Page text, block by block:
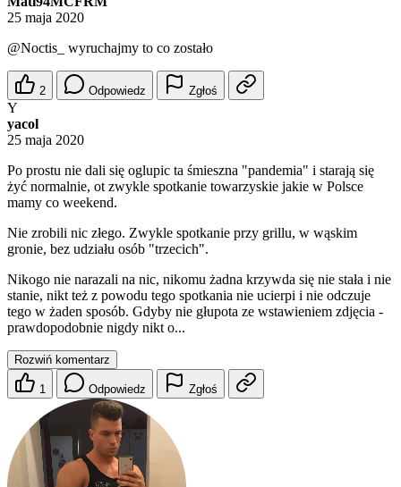
25 maja 2020
@Noctis_
wyruchajmy to co zostało
2 Odpowiedz Zgłoś
Y
yacol
25 maja 2020
Po prostu nie dali się oglupic ta śmieszna "pandemia" i starają się
żyć normalnie, ot zwykle spotkanie towarzyskie jakie w Polsce
mamy co weekend.
Nie zrobili nic złego. Zwykle spotkanie przy grillu, w wąskim
gronie, bez udziału osób "trzecich".
Nikogo nie narazali na nic, nikomu żadna krzywda się nie stała i nie
stanie, nikt też z powodu tego spotkania nie ucierpi i nie odczuje
tego w żaden sposób. Gdyby nie głupota ze wstawieniem zdjęcia -
prawdopodobnie nigdy nikt o...
Rozwiń komentarz
1 Odpowiedz Zgłoś